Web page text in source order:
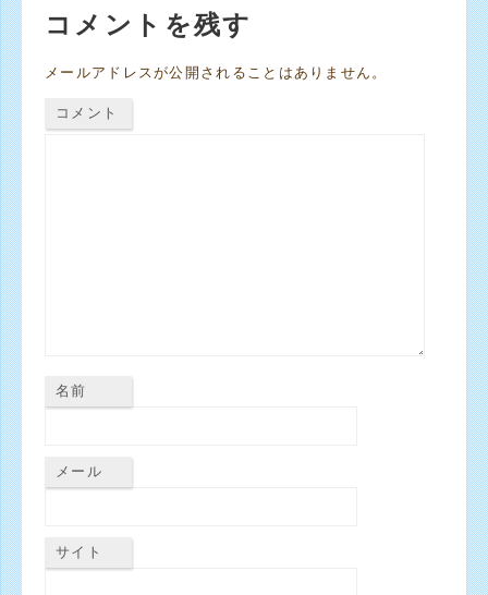
コメントを残す
メールアドレスが公開されることはありません。
コメント
名前
メール
サイト